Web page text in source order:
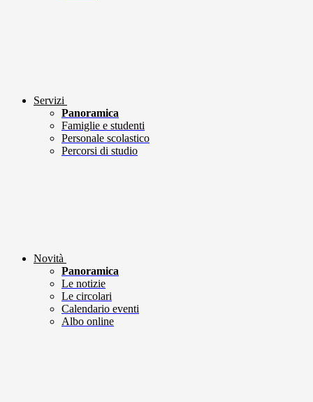
Servizi
Panoramica
Famiglie e studenti
Personale scolastico
Percorsi di studio
Novità
Panoramica
Le notizie
Le circolari
Calendario eventi
Albo online